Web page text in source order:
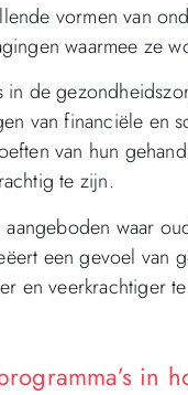
vormen van
waarmee ze
in de
van financiële en
van hun
te zijn.
waar
een gevoel van
en veerkrachtiger
in